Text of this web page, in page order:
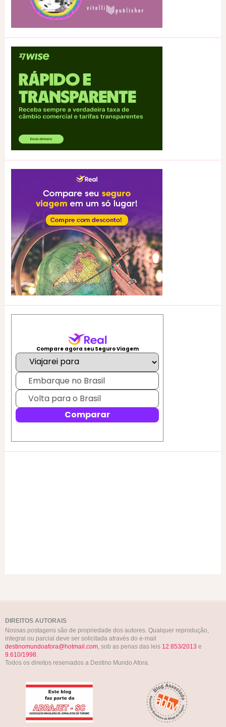
DIREITOS AUTORAIS
Nossas postagens são de propriedade dos autores. Qualquer reprodução,
integral ou parcial deve ser solicitada através do e-mail
destinomundoafora@hotmail.com, sob as penas das leis 12.853/2013 e
9.610/1998.
Todos os direitos reservados a Destino Mundo Afora.